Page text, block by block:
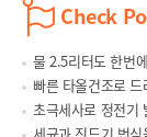
Check
물 2.5리터도 한번
빠른 타올건조로
초극세사로 정전기